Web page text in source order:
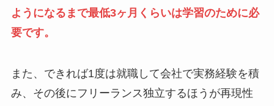
ようになるまで最低3ヶ月くらいは学習のために必
要です。
また、できれば1度は就職して会社で実務経験を積
み、その後にフリーランス独立するほうが再現性